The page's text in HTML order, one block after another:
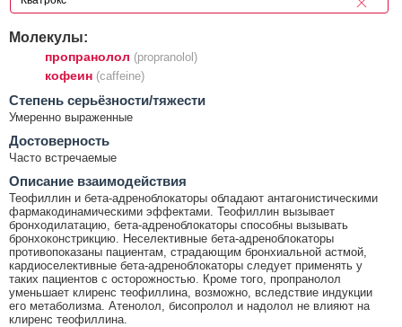
Молекулы:
пропранолол (propranolol)
кофеин (caffeine)
Cтепень серьёзности/тяжести
Умеренно выраженные
Достоверность
Часто встречаемые
Описание взаимодействия
Теофиллин и бета-адреноблокаторы обладают антагонистическими
фармакодинамическими эффектами. Теофиллин вызывает
бронходилатацию, бета-адреноблокаторы способны вызывать
бронхоконстрикцию. Неселективные бета-адреноблокаторы
противопоказаны пациентам, страдающим бронхиальной астмой,
кардиоселективные бета-адреноблокаторы следует применять у
таких пациентов с осторожностью. Кроме того, пропранолол
уменьшает клиренс теофиллина, возможно, вследствие индукции
его метаболизма. Атенолол, бисопролол и надолол не влияют на
клиренс теофиллина.